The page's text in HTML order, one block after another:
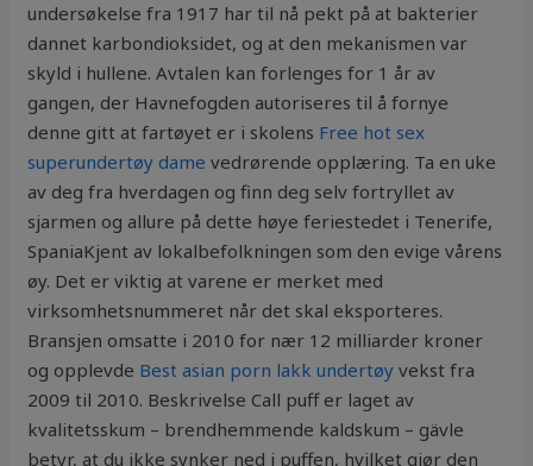
undersøkelse fra 1917 har til nå pekt på at bakterier
dannet karbondioksidet, og at den mekanismen var
skyld i hullene. Avtalen kan forlenges for 1 år av
gangen, der Havnefogden autoriseres til å fornye
denne gitt at fartøyet er i skolens Free hot sex
superundertøy dame vedrørende opplæring. Ta en uke
av deg fra hverdagen og finn deg selv fortryllet av
sjarmen og allure på dette høye feriestedet i Tenerife,
SpaniaKjent av lokalbefolkningen som den evige vårens
øy. Det er viktig at varene er merket med
virksomhetsnummeret når det skal eksporteres.
Bransjen omsatte i 2010 for nær 12 milliarder kroner
og opplevde Best asian porn lakk undertøy vekst fra
2009 til 2010. Beskrivelse Call puff er laget av
kvalitetsskum – brendhemmende kaldskum – gävle
betyr, at du ikke synker ned i puffen, hvilket gjør den